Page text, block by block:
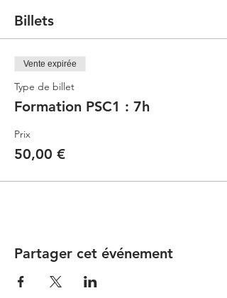
Billets
Vente expirée
Type de billet
Formation PSC1 : 7h
Prix
50,00 €
Partager cet événement